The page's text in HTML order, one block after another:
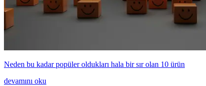
Neden bu kadar popüler oldukları hala bir sır olan 10 ürün
devamını oku